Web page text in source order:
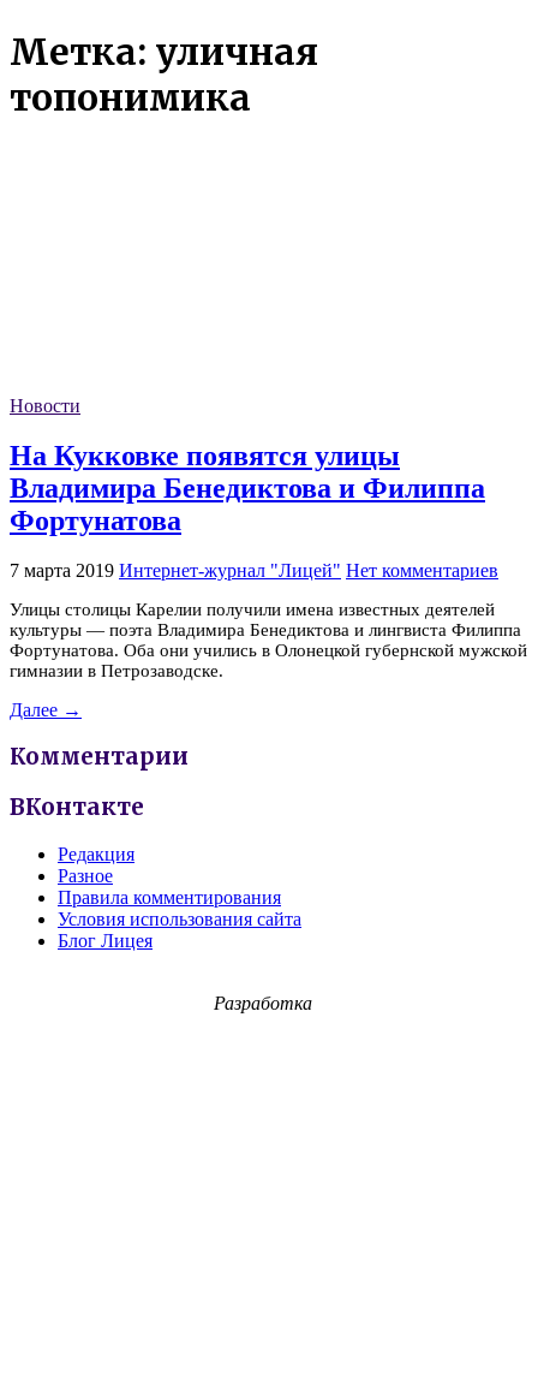
Метка: уличная
топонимика
Новости
На Кукковке появятся улицы
Владимира Бенедиктова и Филиппа
Фортунатова
7 марта 2019 Интернет-журнал "Лицей" Нет комментариев
Улицы столицы Карелии получили имена известных деятелей
культуры — поэта Владимира Бенедиктова и лингвиста Филиппа
Фортунатова. Оба они учились в Олонецкой губернской мужской
гимназии в Петрозаводске.
Далее →
Комментарии
ВКонтакте
Редакция
Разное
Правила комментирования
Условия использования сайта
Блог Лицея
Разработка